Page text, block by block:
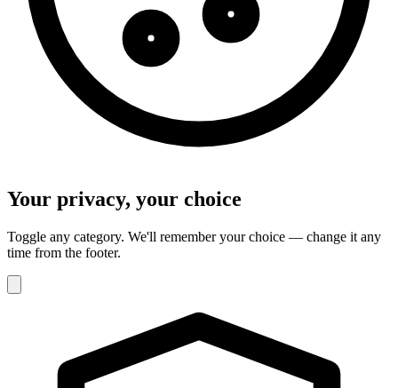
Your privacy, your choice
Toggle any category. We'll remember your choice — change it any
time from the footer.